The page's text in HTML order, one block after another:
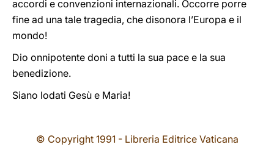
accordi e convenzioni internazionali. Occorre porre
fine ad una tale tragedia, che disonora l’Europa e il
mondo!
Dio onnipotente doni a tutti la sua pace e la sua
benedizione.
Siano lodati Gesù e Maria!
© Copyright 1991 - Libreria Editrice Vaticana